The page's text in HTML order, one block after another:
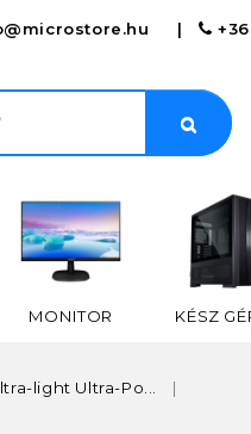
|
MONITOR KÉSZ
light Ultra-Po...